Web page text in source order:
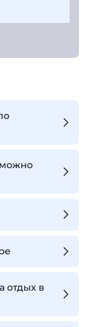
можно
отдых в